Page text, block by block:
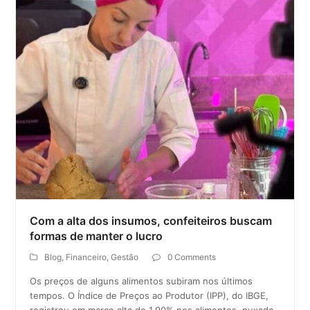
Com a alta dos insumos, confeiteiros buscam
formas de manter o lucro
Blog, Financeiro,Gestão 0 Comments
Os preços de alguns alimentos subiram nos últimos
tempos. O Índice de Preços ao Produtor (IPP), do IBGE,